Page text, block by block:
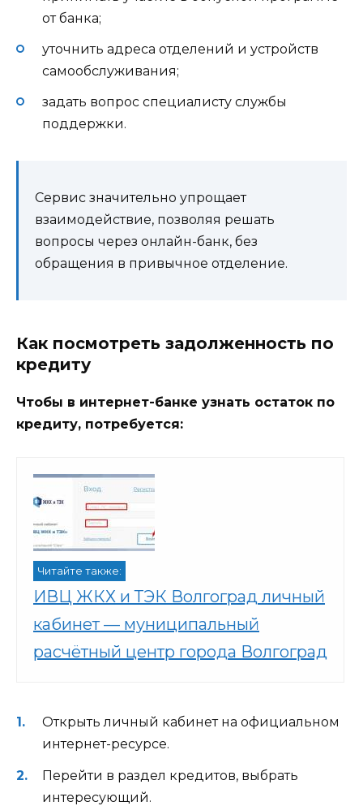
от банка;
уточнить адреса отделений и устройств
самообслуживания;
задать вопрос специалисту службы
поддержки.
Сервис значительно упрощает
взаимодействие, позволяя решать
вопросы через онлайн-банк, без
обращения в привычное отделение.
Как посмотреть задолженность по
кредиту
Чтобы в интернет-банке узнать остаток по
кредиту, потребуется:
Читайте также:
ИВЦ ЖКХ и ТЭК Волгоград личный
кабинет — муниципальный
расчётный центр города Волгоград
Открыть личный кабинет на официальном
интернет-ресурсе.
Перейти в раздел кредитов, выбрать
интересующий.